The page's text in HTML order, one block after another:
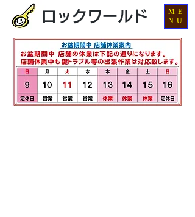
ロックワールド
ME
NU